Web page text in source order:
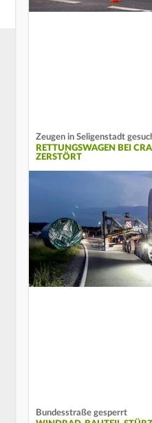
Zeugen in Seligenstadt
RETTUNGSWAGEN BEI
ZERSTÖRT
Bundesstraße gesperrt